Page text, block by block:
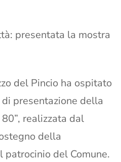
presentata la mostra
del Pincio ha ospitato
presentazione della
realizzata dal
della
patrocinio del Comune.